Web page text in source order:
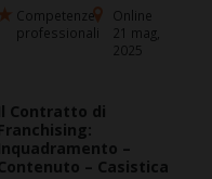
Competenze
professionali
Online
21 mag,
2025
Contratto di
–
– Casistica